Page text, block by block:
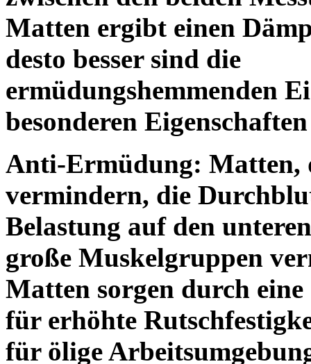
Matten ergibt einen
desto besser sind die
ermüdungshemmenden
besonderen
Anti-Ermüdung: Matten,
vermindern, die
Belastung auf den
große Muskelgruppen
Matten sorgen durch
für erhöhte
für ölige